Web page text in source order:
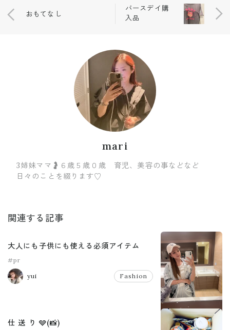
おもてなし
バースデイ購
入品
mari
3姉妹ママ🤰６歳５歳０歳 育児、美容の事などなど
日々のことを綴ります♡
関連する記事
大人にも子供にも使える必須アイテム
#pr
yui Fashion
仕 送 り 🩶(📸)